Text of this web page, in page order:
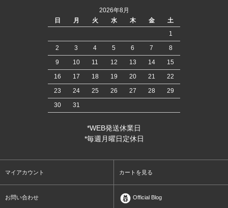
2026年8月
日
月 火 水 木 金
土
1
2
3 4 5 6 7
8
9
10 11 12 13 14
15
16
17 18 19 20 21
22
23
24 25 26 27 28
29
30
31
*WEB発送休業日
*毎週月曜日定休日
マイアカウント カートを見る
お問い合わせ Official Blog